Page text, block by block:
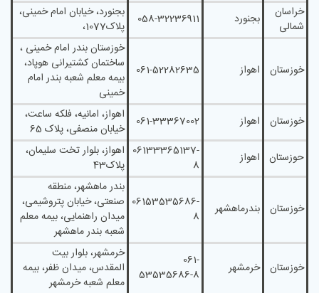
خراسان
شمالی
بجنورد 058-32236911
بجنورد، خیابان امام خمینی،
پلاک1077،
خوزستان اهواز 061-52282635
خوزستان بندر امام خمینی ،
ساختمان کشتیرانی هوپاد،
بیمه معلم شعبه بندر امام
خمینی
خوزستان
اهواز 061-33367002
اهواز، امانیه، فلکه ساعت،
خیابان منصفی، پلاک 65
حوزستان اهواز
06133365137-
8
اهواز، بلوار تخت سليمان،
پلاک43
خوزستان بندرماهشهر
06153535686-
8
بندر ماهشهر، منطقه
صنعتی، خيابان پتروشيمی،
ميدان راهنمايی، بيمه معلم
شعبه بندر ماهشهر
خوزستان خرمشهر
061-
53535686-8
خرمشهر، بلوار بيت
المقدس، میدان ظفر، بیمه
معلم شعبه خرمشهر